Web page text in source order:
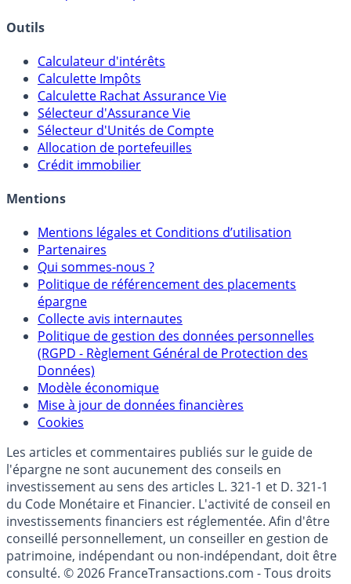
Banques & Comptes rémunérés
Outils
Calculateur d'intérêts
Calculette Impôts
Calculette Rachat Assurance Vie
Sélecteur d'Assurance Vie
Sélecteur d'Unités de Compte
Crédit immobilier
Mentions
Mentions légales et Conditions d’utilisation
Partenaires
Qui sommes-nous ?
Politique de référencement des placements
épargne
Collecte avis internautes
Politique de gestion des données personnelles
(RGPD - Règlement Général de Protection des
Données)
Modèle économique
Cookies
Les articles et commentaires publiés sur le guide de
l'épargne ne sont aucunement des conseils en
investissement au sens des articles L. 321-1 et D. 321-1
du Code Monétaire et Financier. L'activité de conseil en
investissements financiers est réglementée. Afin d'être
conseillé personnellement, un conseiller en gestion de